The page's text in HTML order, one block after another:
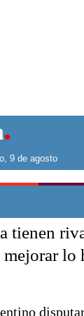
La ciudad
Punta Alta
El mundo
Seguridad
Opinión
Liga del Sur
9 de agosto
tienen
lo